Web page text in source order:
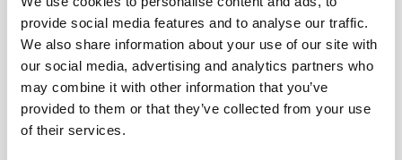
provide social media features and to analyse our traffic.
We also share information about your use of our site with
our social media, advertising and analytics partners who
may combine it with other information that you’ve
provided to them or that they’ve collected from your use
of their services.